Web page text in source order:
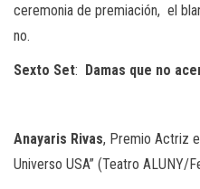
ceremonia de premiación, el
no.
Sexto Set: Damas que no
Anayaris Rivas, Premio Actriz
Universo USA” (Teatro ALUNY/